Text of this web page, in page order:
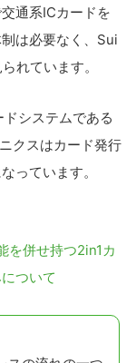
通系ICカードを
は必要なく、Sui
れています。
システムである
クスはカード発行
っています。
を併せ持つ2in1カ
ついて